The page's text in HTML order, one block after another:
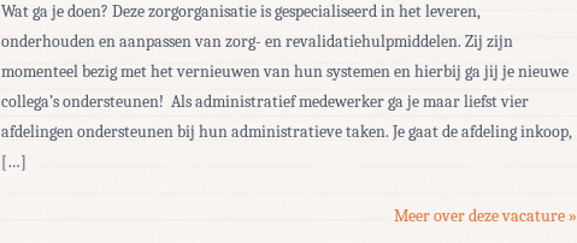
Wat ga je doen? Deze zorgorganisatie is gespecialiseerd in het leveren,
onderhouden en aanpassen van zorg- en revalidatiehulpmiddelen. Zij zijn
momenteel bezig met het vernieuwen van hun systemen en hierbij ga jij je nieuwe
collega’s ondersteunen! Als administratief medewerker ga je maar liefst vier
afdelingen ondersteunen bij hun administratieve taken. Je gaat de afdeling inkoop,
[…]
Meer over deze vacature »